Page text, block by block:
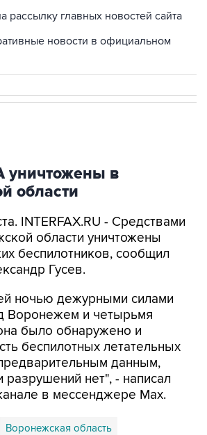
рассылку главных новостей сайта
новости в официальном
в
области
INTERFAX.RU - Средствами
области уничтожены
беспилотников, сообщил
Гусев.
ночью дежурными силами
Воронежем и четырьмя
было обнаружено и
беспилотных летательных
данным,
разрушений нет", - написал
в мессенджере Max.
Воронежская область